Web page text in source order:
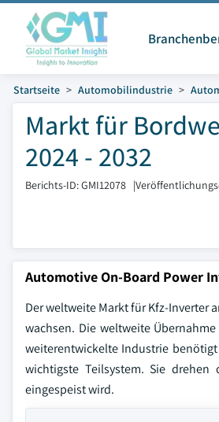
Startseite Automobilindustrie
Markt für
2024 - 2032
Berichts-ID: GMI12078 |
Automotive On-Board Power
Der weltweite Markt für Kfz-Inverter
wachsen. Die weltweite
weiterentwickelte Industrie
wichtigste Teilsystem. Sie
eingespeist wird.